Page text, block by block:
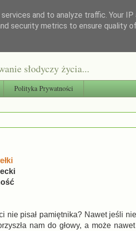
słodyczy życia...
Polityka Prywatności
nie pisał pamiętnika? Nawet jeśli
nam do głowy, a może
and to analyze traffic. Your IP
security metrics to ensure quality